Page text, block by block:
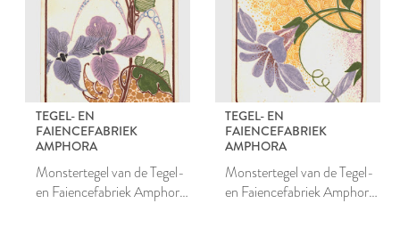
TEGEL- EN
FAIENCEFABRIEK
AMPHORA
Monstertegel van de Tegel-
en Faiencefabriek Amphora
TEGEL- EN
FAIENCEFABRIEK
AMPHORA
Monstertegel van de Tegel-
en Faiencefabriek Amphora